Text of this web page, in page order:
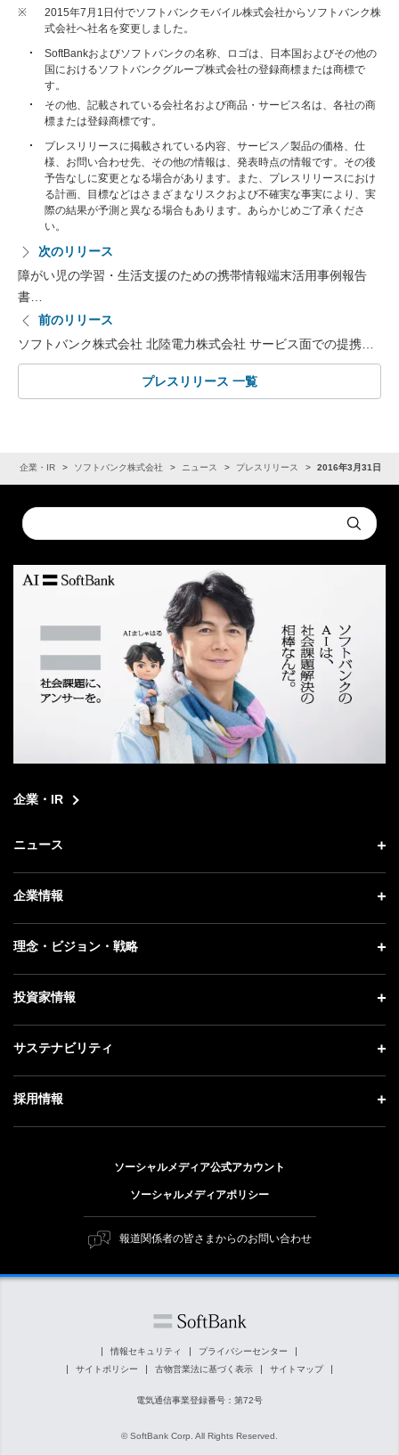
※
2015年7月1日付でソフトバンクモバイル株式会社からソフトバンク株
式会社へ社名を変更しました。
SoftBankおよびソフトバンクの名称、ロゴは、日本国およびその他の
国におけるソフトバンクグループ株式会社の登録商標または商標で
す。
その他、記載されている会社名および商品・サービス名は、各社の商
標または登録商標です。
プレスリリースに掲載されている内容、サービス／製品の価格、仕
様、お問い合わせ先、その他の情報は、発表時点の情報です。その後
予告なしに変更となる場合があります。また、プレスリリースにおけ
る計画、目標などはさまざまなリスクおよび不確実な事実により、実
際の結果が予測と異なる場合もあります。あらかじめご了承くださ
い。
次のリリース
障がい児の学習・生活支援のための携帯情報端末活用事例報告
書…
前のリリース
ソフトバンク株式会社 北陸電力株式会社 サービス面での提携…
プレスリリース 一覧
企業・IR ソフトバンク株式会社 ニュース プレスリリース 2016年3月31日
Conduct
a
Submit
企業・IR
ニュース
ニュース トップ
プレスリリース
更新情報
企業情報
企業情報 トップ
社長メッセージ
事業紹介
理念・ビジョン・戦略
理念・ビジョン・戦略 トップ
成長戦略「Activate AI for Society」
人材戦略
投資家情報
投資家情報 トップ
経営方針
サステナビリティ
サステナビリティ トップ
トップメッセージ
ESG方針・体制
マテリアリティ（重要課題）
ESGの主な取り組み
外部評価・イニシアチブ
採用情報
キャリア採用
障がい者採用
ソーシャルメディア公式アカウント
ソーシャルメディアポリシー
報道関係者の皆さまからのお問い合わせ
情報セキュリティ
プライバシーセンター
サイトポリシー
古物営業法に基づく表示 サイトマップ
電気通信事業登録番号：第72号
© SoftBank Corp. All Rights Reserved.